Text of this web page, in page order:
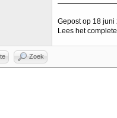
Gepost op 18 juni
Lees het
Zoek